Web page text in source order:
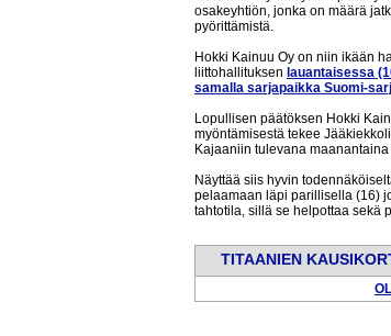
osakeyhtiön, jonka on määrä
pyörittämistä.
Hokki Kainuu Oy on niin ikään
liittohallituksen lauantaisessa
samalla sarjapaikka Suomi-
Lopullisen päätöksen Hokki
myöntämisestä tekee
Kajaaniin tulevana
Näyttää siis hyvin
pelaamaan läpi parillisella (16)
tahtotila, sillä se helpottaa sekä
TITAANIEN